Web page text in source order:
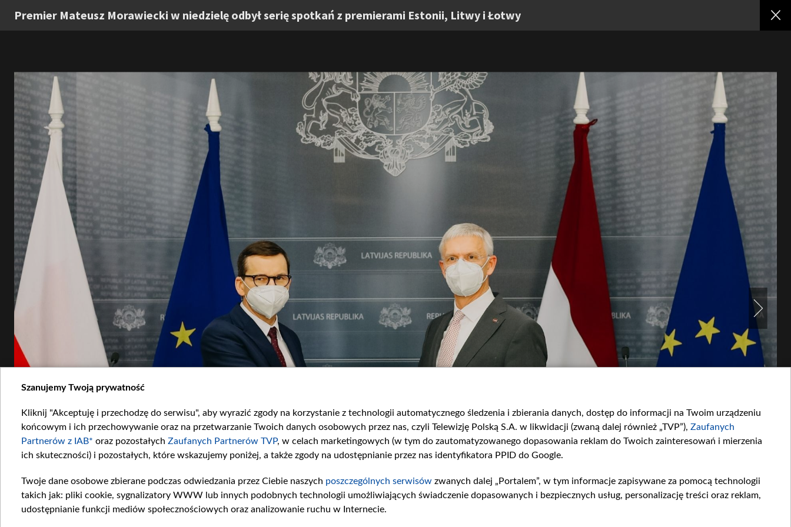
Premier Mateusz Morawiecki w niedzielę odbył serię spotkań z premierami Estonii, Litwy i Łotwy
Premier Mateusz Morawiecki i premier Łotwy, fot. KPRM
Szanujemy Twoją prywatność
Kliknij "Akceptuję i przechodzę do serwisu", aby wyrazić zgody na korzystanie z technologii automatycznego śledzenia i zbierania danych, dostęp do informacji na Twoim urządzeniu
końcowym i ich przechowywanie oraz na przetwarzanie Twoich danych osobowych przez nas, czyli Telewizję Polską S.A. w likwidacji (zwaną dalej również „TVP”), Zaufanych
Partnerów z IAB* oraz pozostałych Zaufanych Partnerów TVP, w celach marketingowych (w tym do zautomatyzowanego dopasowania reklam do Twoich zainteresowań i mierzenia
ich skuteczności) i pozostałych, które wskazujemy poniżej, a także zgody na udostępnianie przez nas identyfikatora PPID do Google.
Twoje dane osobowe zbierane podczas odwiedzania przez Ciebie naszych poszczególnych serwisów zwanych dalej „Portalem”, w tym informacje zapisywane za pomocą technologii
takich jak: pliki cookie, sygnalizatory WWW lub innych podobnych technologii umożliwiających świadczenie dopasowanych i bezpiecznych usług, personalizację treści oraz reklam,
udostępnianie funkcji mediów społecznościowych oraz analizowanie ruchu w Internecie.